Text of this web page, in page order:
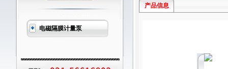
电磁隔膜计量泵
产品信息